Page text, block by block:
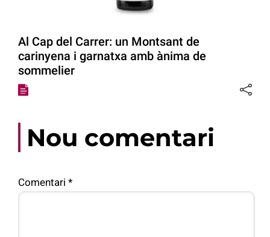
Al Cap del Carrer: un Montsant de
carinyena i garnatxa amb ànima de
sommelier
Nou comentari
Comentari *